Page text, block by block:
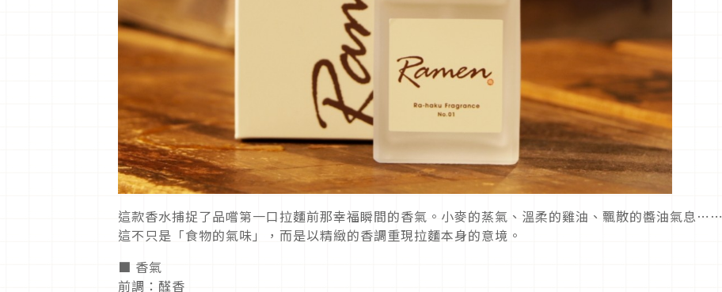
這款香水捕捉了品嚐第一口拉麵前那幸福瞬間的香氣。小麥的蒸氣、溫柔的雞油、飄散的醬油氣息⋯⋯
這不只是「食物的氣味」，而是以精緻的香調重現拉麵本身的意境。
■ 香氣
前調：醛香